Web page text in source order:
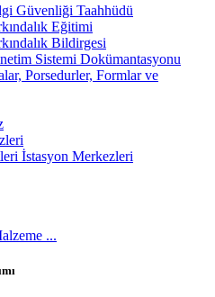
Güvenliği Taahhüdü
Eğitimi
Bildirgesi
Sistemi Dokümantasyonu
Porsedurler, Formlar ve
İstasyon Merkezleri
...